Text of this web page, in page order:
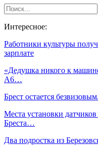
Интересное:
Работники культуры
зарплате
«Дедушка никого к
A6…
Брест остается
Места установки
Бреста…
Два подростка из